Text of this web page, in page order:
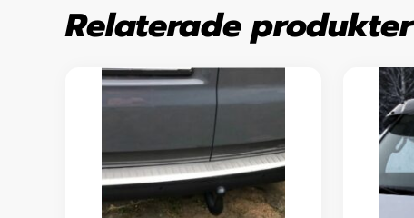
Relaterade produkter